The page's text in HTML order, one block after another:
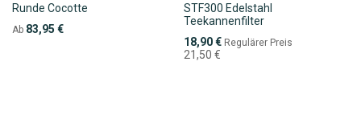
Runde Cocotte
Ab 83,95 €
STF300 Edelstahl
Teekannenfilter
Sonderpreis
18,90 € Regulärer Preis
21,50 €